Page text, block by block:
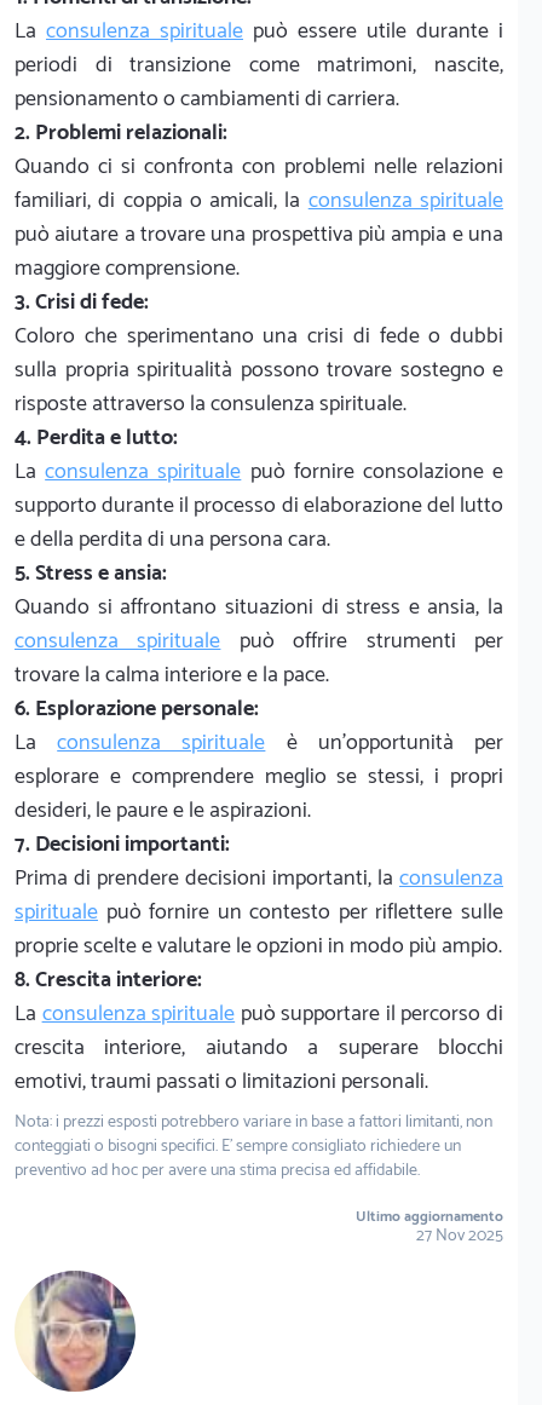
La consulenza spirituale può essere utile durante i
periodi di transizione come matrimoni, nascite,
pensionamento o cambiamenti di carriera.
2. Problemi relazionali:
Quando ci si confronta con problemi nelle relazioni
familiari, di coppia o amicali, laconsulenza spirituale
può aiutare a trovare una prospettiva più ampia e una
maggiore comprensione.
3. Crisi di fede:
Coloro che sperimentano una crisi di fede o dubbi
sulla propria spiritualità possono trovare sostegno e
risposte attraverso la consulenza spirituale.
4. Perdita e lutto:
Laconsulenza spiritualepuò fornire consolazione e
supporto durante il processo di elaborazione del lutto
e della perdita di una persona cara.
5. Stress e ansia:
Quando si affrontano situazioni di stress e ansia, la
consulenza spiritualepuò offrire strumenti per
trovare la calma interiore e la pace.
6. Esplorazione personale:
Laconsulenza spiritualeè un'opportunità per
esplorare e comprendere meglio se stessi, i propri
desideri, le paure e le aspirazioni.
7. Decisioni importanti:
Prima di prendere decisioni importanti, la consulenza
spirituale può fornire un contesto per riflettere sulle
proprie scelte e valutare le opzioni in modo più ampio.
8. Crescita interiore:
Laconsulenza spiritualepuò supportare il percorso di
crescita interiore, aiutando a superare blocchi
emotivi, traumi passati o limitazioni personali.
Nota: i prezzi esposti potrebbero variare in base a fattori limitanti, non
conteggiati o bisogni specifici. E' sempre consigliato richiedere un
preventivo ad hoc per avere una stima precisa ed affidabile.
Ultimo aggiornamento
27 Nov 2025